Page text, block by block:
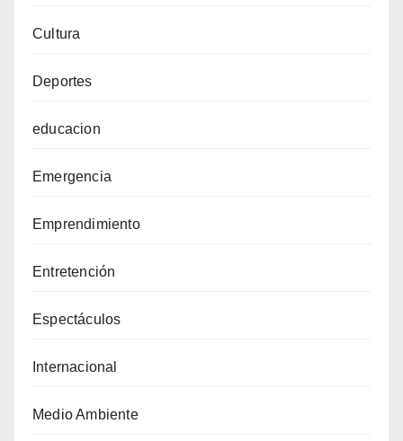
Cultura
Deportes
educacion
Emergencia
Emprendimiento
Entretención
Espectáculos
Internacional
Medio Ambiente